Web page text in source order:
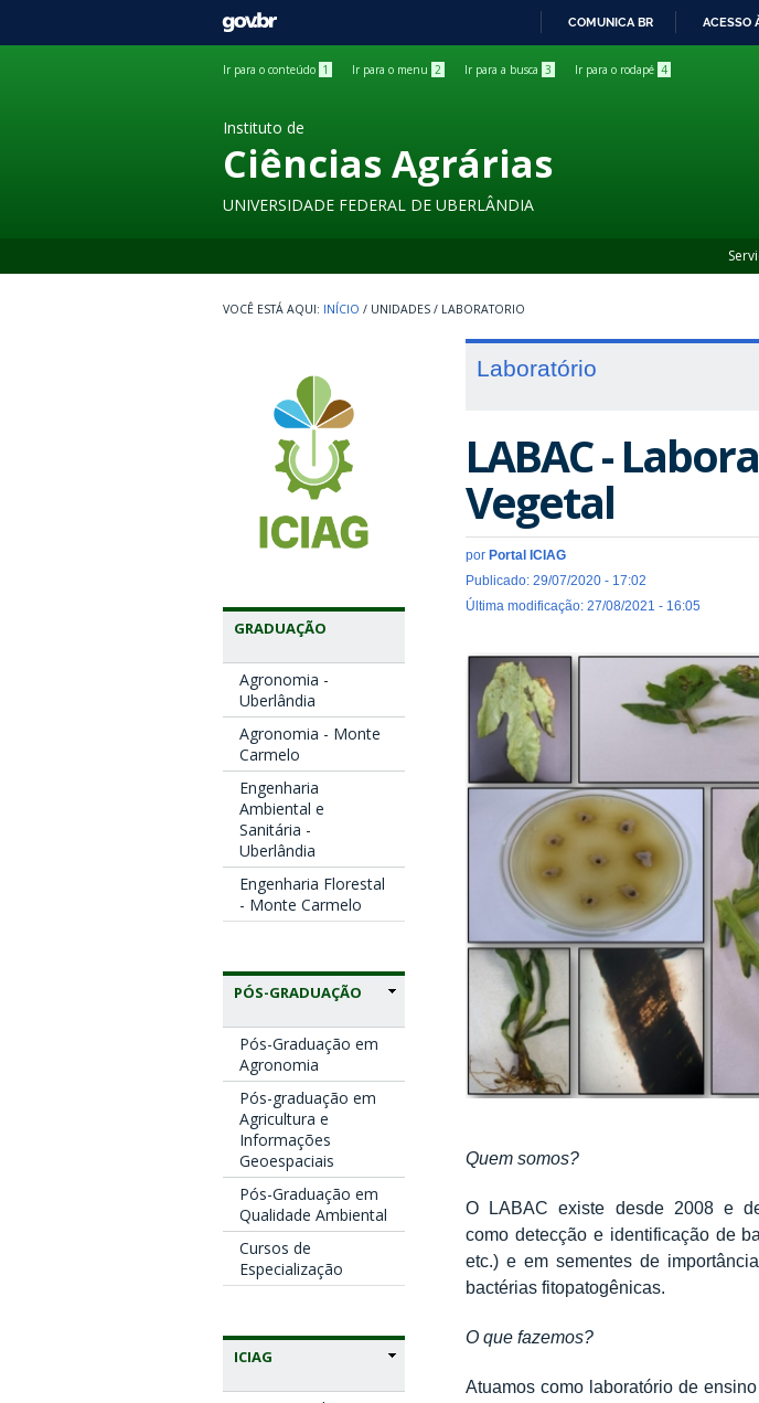
GOVBR
COMUNICA BR ACESSO
Ir para o conteúdo 1 Ir para o menu 2 Ir para a busca 3 Ir para o rodapé 4
Instituto de
Ciências Agrárias
UNIVERSIDADE FEDERAL DE UBERLÂNDIA
INÍCIO / UNIDADES / LABORATORIO
GRADUAÇÃO
Agronomia -
Uberlândia
Agronomia - Monte
Carmelo
Engenharia
Ambiental e
Sanitária -
Uberlândia
Engenharia Florestal
- Monte Carmelo
PÓS-GRADUAÇÃO
Pós-Graduação em
Agronomia
Pós-graduação em
Agricultura e
Informações
Geoespaciais
Pós-Graduação em
Qualidade Ambiental
Cursos de
Especialização
ICIAG
Laboratório
LABAC -
Vegetal
por Portal ICIAG
Publicado: 29/07/2020 - 17:02
Última modificação: 27/08/2021 - 16:05
Quem somos?
O LABAC existe desde 2008 e
como detecção e identificação de
etc.) e em sementes de
bactérias fitopatogênicas.
O que fazemos?
Atuamos como laboratório de